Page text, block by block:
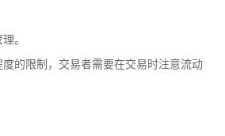
。
的限制，交易者需要在交易时注意流动